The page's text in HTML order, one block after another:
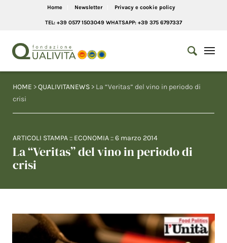
Home Newsletter Privacy e cookie policy
TEL: +39 0577 1503049 WHATSAPP: +39 375 6797337
HOME >QUALIVITANEWS > La “Veritas” del vino in periodo di
crisi
ARTICOLI STAMPA :: ECONOMIA ::6 marzo 2014
La “Veritas” del vino in periodo di
crisi